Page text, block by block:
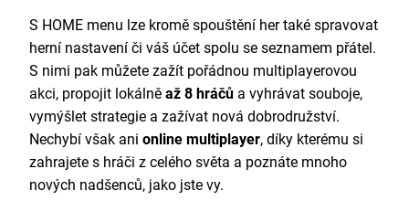
S HOME menu lze kromě spouštění her také spravovat
herní nastavení či váš účet spolu se seznamem přátel.
S nimi pak můžete zažít pořádnou multiplayerovou
akci, propojit lokálně až 8 hráčů a vyhrávat souboje,
vymýšlet strategie a zažívat nová dobrodružství.
Nechybí však ani online multiplayer, díky kterému si
zahrajete s hráči z celého světa a poznáte mnoho
nových nadšenců, jako jste vy.